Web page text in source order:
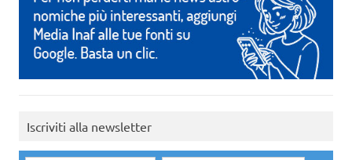
Iscriviti alla newsletter